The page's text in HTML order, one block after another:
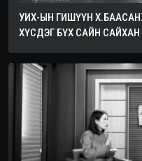
УИХ-ЫН ГИШҮҮН
ХҮСДЭГ БҮХ САЙН